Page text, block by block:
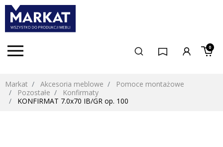
0
Markat Akcesoria meblowe
Pomoce montażowe
Pozostałe
Konfirmaty
KONFIRMAT 7.0x70 IB/GR op. 100